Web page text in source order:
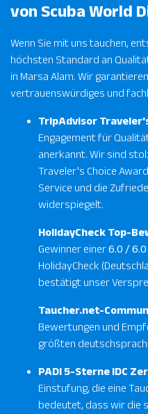
von Scuba World
Wenn Sie mit uns tauchen,
höchsten Standard an
in Marsa Alam. Wir
vertrauenswürdiges und
TripAdvisor
Engagement für
anerkannt. Wir sind
Traveler's Choice
Service und die
widerspiegelt.
HolidayCheck Top-
Gewinner einer6.0 /
HolidayCheck
bestätigt unser
Taucher.net-
Bewertungen und
größten
PADI 5-Sterne IDC
Einstufung, die eine
bedeutet, dass wir die